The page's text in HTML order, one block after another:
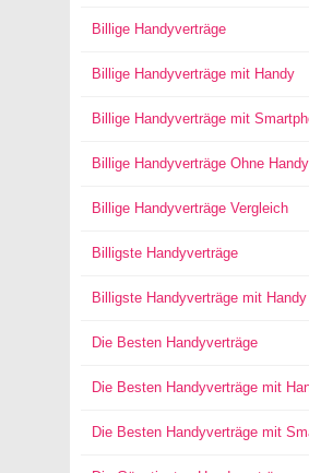
Billige Handyverträge
Billige Handyverträge mit Handy
Billige Handyverträge mit
Billige Handyverträge Ohne Handy
Billige Handyverträge Vergleich
Billigste Handyverträge
Billigste Handyverträge mit Handy
Die Besten Handyverträge
Die Besten Handyverträge mit
Die Besten Handyverträge mit